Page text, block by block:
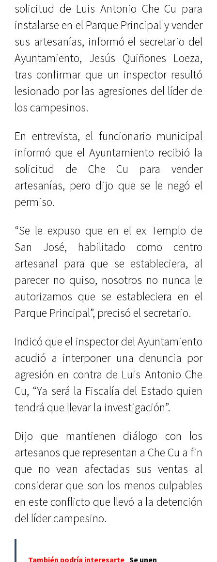
solicitud de Luis Antonio Che Cu para
instalarse en el Parque Principal y vender
sus artesanías, informó el secretario del
Ayuntamiento, Jesús Quiñones Loeza,
tras confirmar que un inspector resultó
lesionado por las agresiones del líder de
los campesinos.
En entrevista, el funcionario municipal
informó que el Ayuntamiento recibió la
solicitud de Che Cu para vender
artesanías, pero dijo que se le negó el
permiso.
“Se le expuso que en el ex Templo de
San José, habilitado como centro
artesanal para que se estableciera, al
parecer no quiso, nosotros no nunca le
autorizamos que se estableciera en el
Parque Principal”, precisó el secretario.
Indicó que el inspector del Ayuntamiento
acudió a interponer una denuncia por
agresión en contra de Luis Antonio Che
Cu, “Ya será la Fiscalía del Estado quien
tendrá que llevar la investigación”.
Dijo que mantienen diálogo con los
artesanos que representan a Che Cu a fin
que no vean afectadas sus ventas al
considerar que son los menos culpables
en este conflicto que llevó a la detención
del líder campesino.
También podría interesarte Se unen